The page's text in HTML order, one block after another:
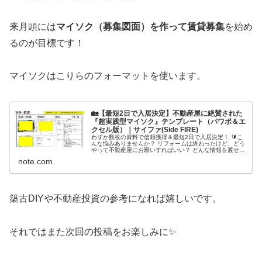
来月頭にはマイソク（募集図面）を作って賃貸募集を始め
るのが目標です！
マイソクはこりらのフォーマットを使います。
🏡【最短2日で入居決定】不動産屋に絶賛された
『超実践型マイソク』テンプレート（パワポ＆エ
クセル版）｜サイファ(Side FIRE)
わずか数枚の資料で信頼獲得＆最短2日で入居決定！ 🔰こ
んな悩みありませんか？ リフォームは終わったけど、どう
やって不動産屋にお願いすればいい？ どんな情報を渡せば
note.com
築古DIYや不動産投資の参考になれば嬉しいです。
それではまた次回の投稿をお楽しみに✨